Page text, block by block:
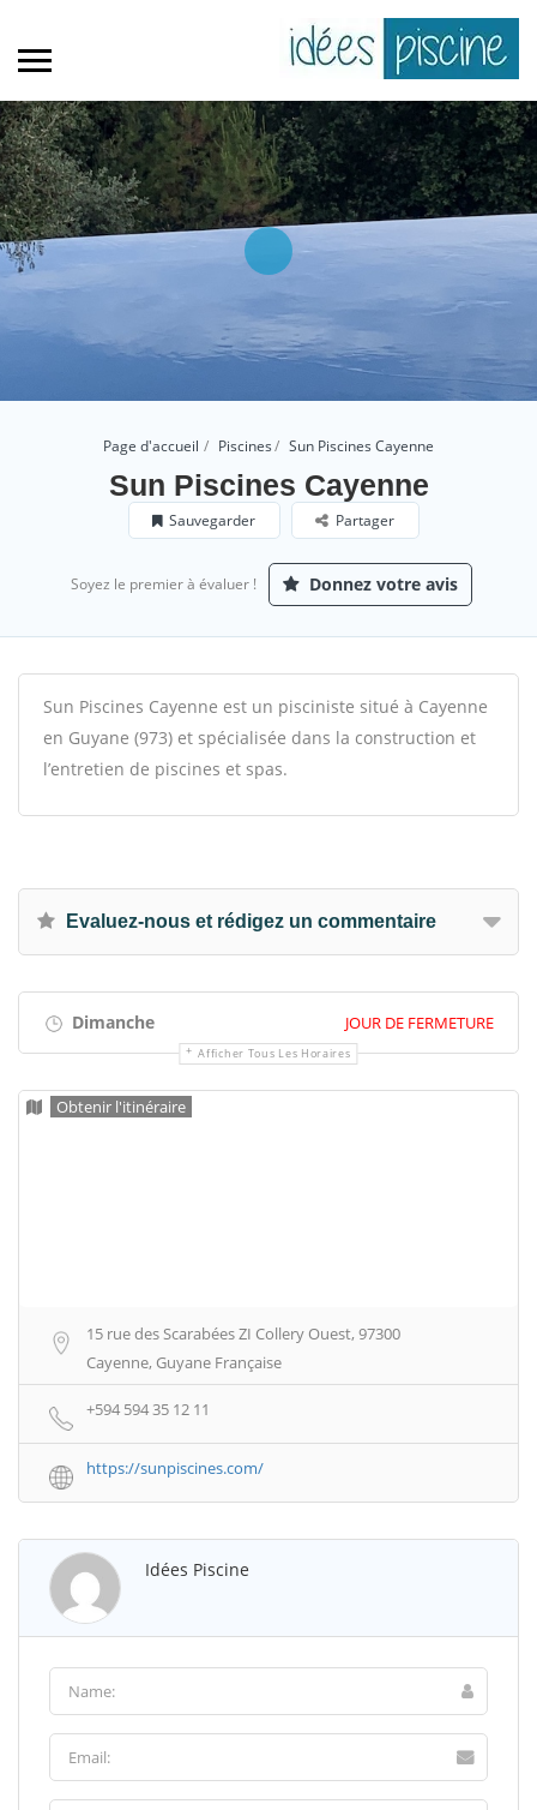
Page d'accueil Piscines Sun Piscines Cayenne
Sun Piscines Cayenne
Sauvegarder Partager
Soyez le premier à évaluer ! Donnez votre avis
Sun Piscines Cayenne est un pisciniste situé à Cayenne
en Guyane (973) et spécialisée dans la construction et
l’entretien de piscines et spas.
Evaluez-nous et rédigez un commentaire
Dimanche JOUR DE FERMETURE
Afficher Tous Les Horaires
Obtenir l'itinéraire
15 rue des Scarabées ZI Collery Ouest, 97300
Cayenne, Guyane Française
+594 594 35 12 11
https://sunpiscines.com/
Idées Piscine